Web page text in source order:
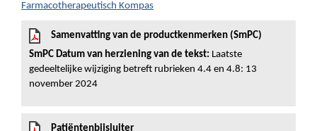
Farmacotherapeutisch Kompas
Samenvatting van de productkenmerken (SmPC)
SmPC Datum van herziening van de tekst: Laatste
gedeeltelijke wijziging betreft rubrieken 4.4 en 4.8: 13
november 2024
Patiëntenbijsluiter